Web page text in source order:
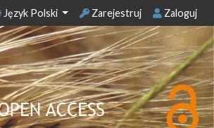
Język Polski Zarejestruj Zaloguj